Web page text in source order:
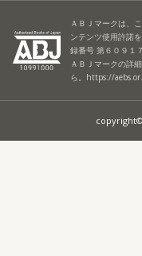
ＡＢＪマークは、
ンテンツ使用許諾
録番号 第６０９１
ＡＢＪマークの詳
ら。 https://